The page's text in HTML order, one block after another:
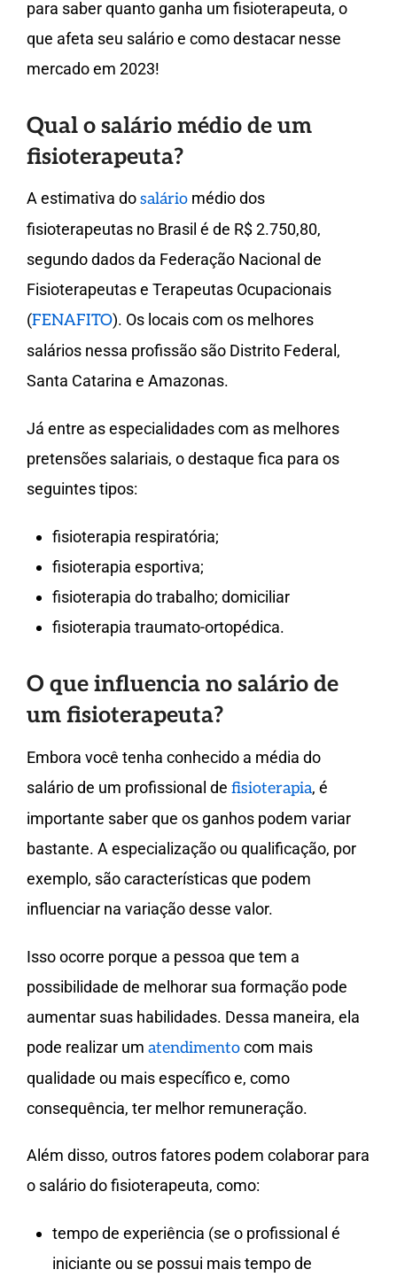
para saber quanto ganha um fisioterapeuta, o
que afeta seu salário e como destacar nesse
mercado em 2023!
Qual o salário médio de um
fisioterapeuta?
A estimativa dosalário médio dos
fisioterapeutas no Brasil é de R$ 2.750,80,
segundo dados da Federação Nacional de
Fisioterapeutas e Terapeutas Ocupacionais
(FENAFITO). Os locais com os melhores
salários nessa profissão são Distrito Federal,
Santa Catarina e Amazonas.
Já entre as especialidades com as melhores
pretensões salariais, o destaque fica para os
seguintes tipos:
fisioterapia respiratória;
fisioterapia esportiva;
fisioterapia do trabalho; domiciliar
fisioterapia traumato-ortopédica.
O que influencia no salário de
um fisioterapeuta?
Embora você tenha conhecido a média do
salário de um profissional de fisioterapia, é
importante saber que os ganhos podem variar
bastante. A especialização ou qualificação, por
exemplo, são características que podem
influenciar na variação desse valor.
Isso ocorre porque a pessoa que tem a
possibilidade de melhorar sua formação pode
aumentar suas habilidades. Dessa maneira, ela
pode realizar um atendimentocom mais
qualidade ou mais específico e, como
consequência, ter melhor remuneração.
Além disso, outros fatores podem colaborar para
o salário do fisioterapeuta, como:
tempo de experiência (se o profissional é
iniciante ou se possui mais tempo de